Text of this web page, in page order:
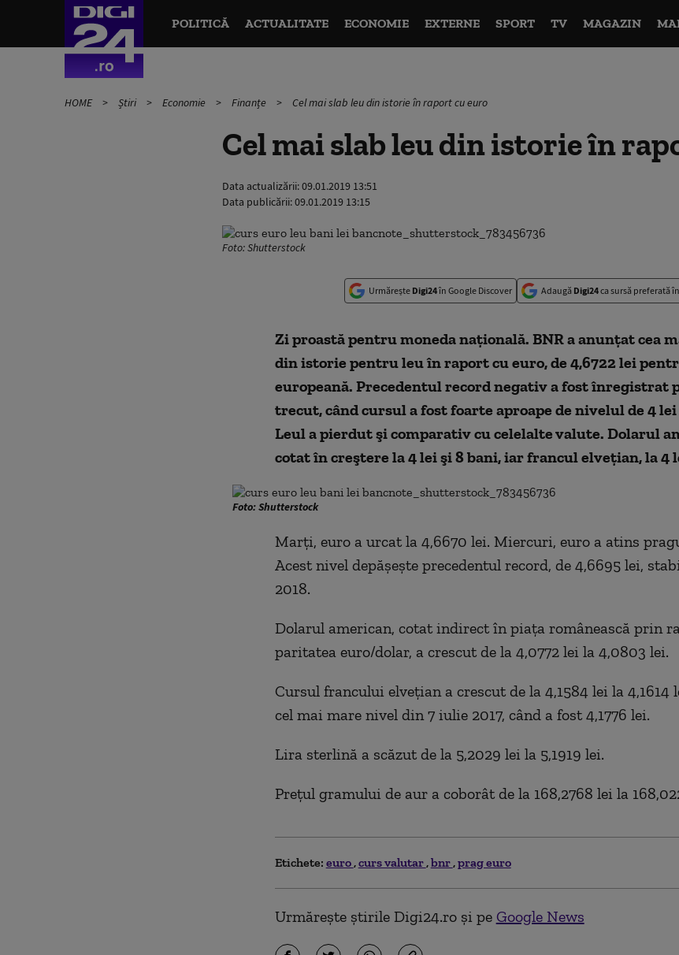
POLITICĂ ACTUALITATE ECONOMIE EXTERNE SPORT TV MAGAZIN
HOME Știri Economie Finanțe Cel mai slab leu din istorie în raport cu euro
Cel mai slab leu din istorie în
Data actualizării:09.01.2019 13:51
Data publicării:09.01.2019 13:15
Foto: Shutterstock
Urmărește Digi24în Google Discover Adaugă Digi24ca sursă preferată
Zi proastă pentru moneda naţională. BNR a anunţat cea
din istorie pentru leu în raport cu euro, de 4,6722 lei
europeană. Precedentul record negativ a fost înregistrat
trecut, când cursul a fost foarte aproape de nivelul de 4 lei
Leul a pierdut şi comparativ cu celelalte valute. Dolarul
cotat în creştere la 4 lei şi 8 bani, iar francul elveţian, la 4
Foto: Shutterstock
Marţi, euro a urcat la 4,6670 lei. Miercuri, euro a atins
Acest nivel depăşeşte precedentul record, de 4,6695 lei,
2018.
Dolarul american, cotat indirect în piaţa românească prin
paritatea euro/dolar, a crescut de la 4,0772 lei la 4,0803 lei.
Cursul francului elveţian a crescut de la 4,1584 lei la 4,1614
cel mai mare nivel din 7 iulie 2017, când a fost 4,1776 lei.
Lira sterlină a scăzut de la 5,2029 lei la 5,1919 lei.
Preţul gramului de aur a coborât de la 168,2768 lei la
Etichete: euro curs valutar bnr prag euro
Urmărește știrile Digi24.ro și pe Google News